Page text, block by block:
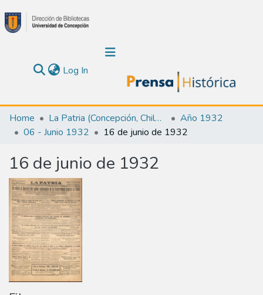
Log In(current)
Communities & Collections
Calendar
All of DSpace
Statistics
Home La Patria (Concepción, Chile : 1923)
Año 1932
06 - Junio 1932
16 de junio de 1932
16 de junio de 1932